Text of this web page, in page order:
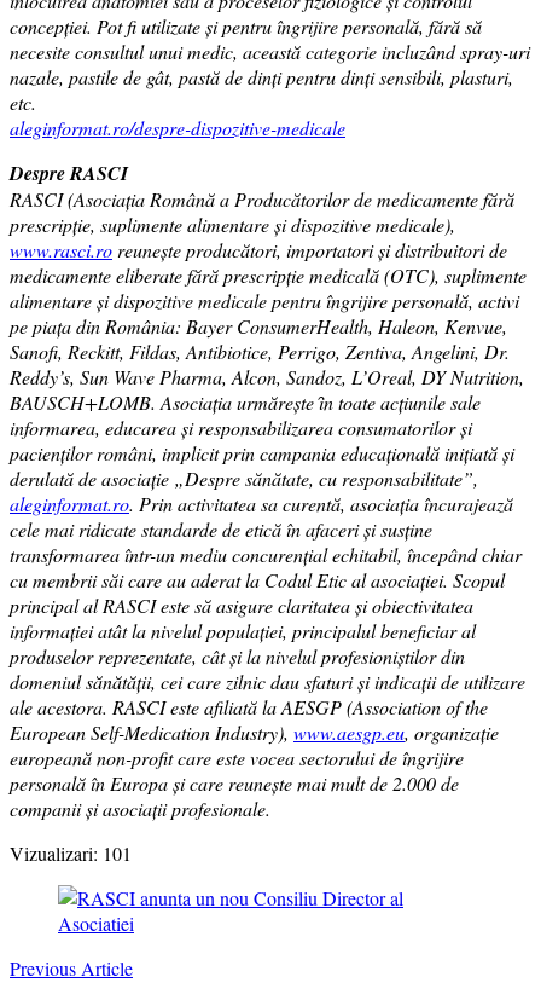
concepției. Pot fi utilizate și pentru îngrijire personală, fără să
necesite consultul unui medic, această categorie incluzând spray-uri
nazale, pastile de gât, pastă de dinți pentru dinți sensibili, plasturi,
etc.
aleginformat.ro/despre-dispozitive-medicale
Despre RASCI
RASCI (Asociația Română a Producătorilor de medicamente fără
prescripție, suplimente alimentare și dispozitive medicale),
www.rasci.roreunește producători, importatori și distribuitori de
medicamente eliberate fără prescripție medicală (OTC), suplimente
alimentare și dispozitive medicale pentru îngrijire personală, activi
pe piața din România: Bayer ConsumerHealth, Haleon, Kenvue,
Sanofi, Reckitt, Fildas, Antibiotice, Perrigo, Zentiva, Angelini, Dr.
Reddy’s, Sun Wave Pharma, Alcon, Sandoz, L’Oreal, DY Nutrition,
BAUSCH+LOMB. Asociația urmărește ȋn toate acțiunile sale
informarea, educarea și responsabilizarea consumatorilor și
pacienților români, implicit prin campania educațională inițiată și
derulată de asociație „Despre sănătate, cu responsabilitate”,
aleginformat.ro. Prin activitatea sa curentă, asociația încurajează
cele mai ridicate standarde de etică în afaceri și susține
transformarea într-un mediu concurențial echitabil, începând chiar
cu membrii săi care au aderat la Codul Etic al asociației. Scopul
principal al RASCI este să asigure claritatea și obiectivitatea
informației atât la nivelul populației, principalul beneficiar al
produselor reprezentate, cât și la nivelul profesioniștilor din
domeniul sănătății, cei care zilnic dau sfaturi și indicații de utilizare
ale acestora. RASCI este afiliată la AESGP (Association of the
European Self-Medication Industry), www.aesgp.eu, organizație
europeană non-profit care este vocea sectorului de îngrijire
personală în Europa și care reunește mai mult de 2.000 de
companii și asociații profesionale.
Vizualizari: 101
Post
Navigation
Previous Article